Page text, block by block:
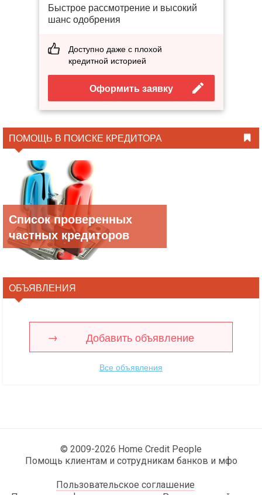
Быстрое рассмотрение и высокий
шанс одобрения
Доступно даже с плохой
кредитной историей
Оформить заявку
ПОМОЩЬ В ПОИСКЕ КРЕДИТОРА
Список проверенных
частных кредиторов
ОБЪЯВЛЕНИЯ
Добавить объявление
Все объявления
© 2009-2026 Home Credit People
Помощь клиентам и сотрудникам банков и мфо
Пользовательское соглашение